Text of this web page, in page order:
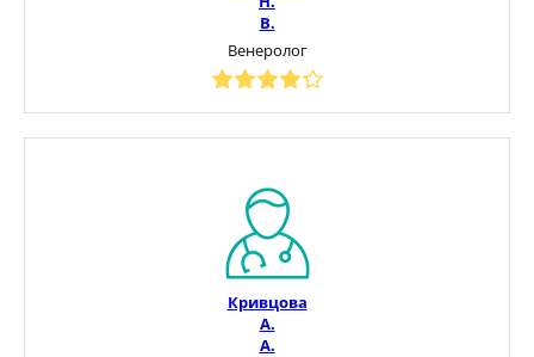
В.
Венеролог
Кривцова
А.
А.